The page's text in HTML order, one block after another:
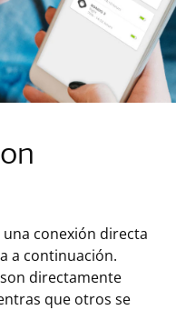
conexión directa
a continuación.
directamente
que otros se